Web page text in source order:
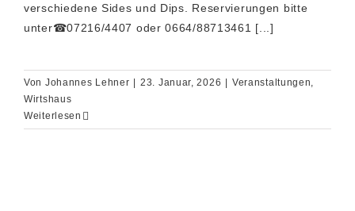
verschiedene Sides und Dips. Reservierungen bitte
unter☎07216/4407 oder 0664/88713461 [...]
Von Johannes Lehner | 23. Januar, 2026 | Veranstaltungen
Wirtshaus
Weiterlesen